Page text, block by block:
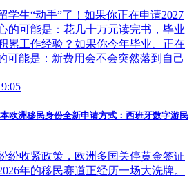
学生“动手”了！如果你正在申请2027
的可能是：花几十万元读完书，毕业
累工作经验？如果你今年毕业、正在
可能是：新费用会不会突然落到自己
欧洲移民身份全新申请方式：西班牙数字游民
纷收紧政策，欧洲多国关停黄金签证
年的移民赛道正经历一场大洗牌。